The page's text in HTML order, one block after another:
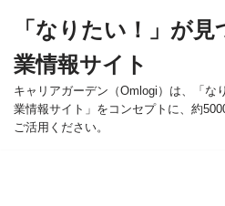
ン
テ
ン
ツ
「なりたい！」が
業情報サイト
キャリアガーデン（Omlogi）は、「な
業情報サイト」をコンセプトに、約
ご活用ください。